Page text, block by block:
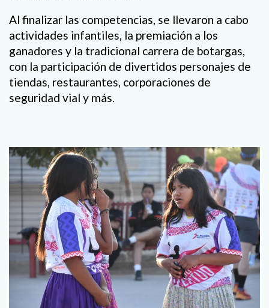
Al finalizar las competencias, se llevaron a cabo
actividades infantiles, la premiación a los
ganadores y la tradicional carrera de botargas,
con la participación de divertidos personajes de
tiendas, restaurantes, corporaciones de
seguridad vial y más.